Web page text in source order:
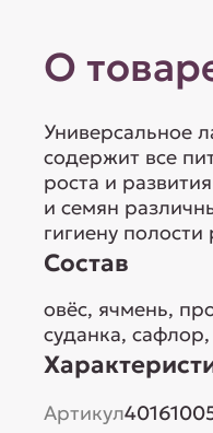
О
Универсальное
содержит все
роста и
и семян
гигиену
Состав
овёс, ячмень,
суданка,
Артикул